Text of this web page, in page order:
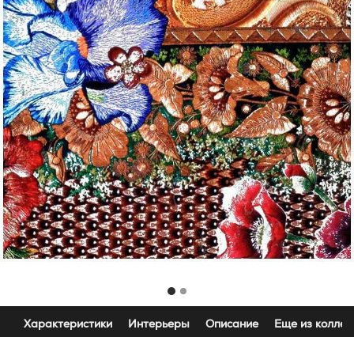
Характеристики Интерьеры Описание Еще из